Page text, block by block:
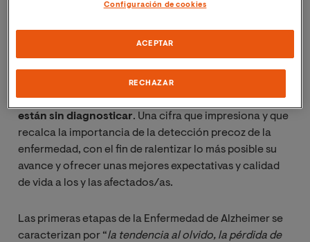
las funciones de masticación y de deglución.”
ejemplo: la Sociedad Española de Neurología (SEN)
estima que8 de cada 10 casos de alzhéimer leves aún
están sin diagnosticar. Una cifra que impresiona y que
recalca la importancia de la detección precoz de la
enfermedad, con el fin de ralentizar lo más posible su
avance y ofrecer unas mejores expectativas y calidad
de vida a los y las afectados/as.
Las primeras etapas de la Enfermedad de Alzheimer se
caracterizan por “la tendencia al olvido, la pérdida de
Configuración de cookies
RECHAZAR
ACEPTAR